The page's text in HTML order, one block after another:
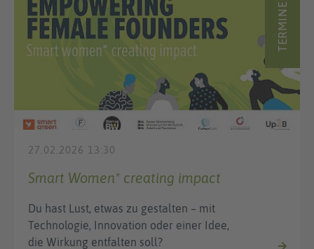
TERMINE
27.02.2026 13:30
Smart Women* creating impact
Du hast Lust, etwas zu gestalten – mit
Technologie, Innovation oder einer Idee,
die Wirkung entfalten soll?